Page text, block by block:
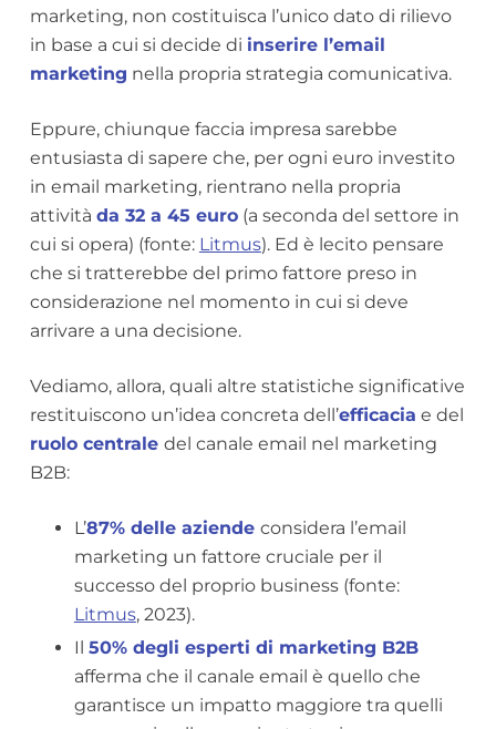
marketing, non costituisca l’unico dato di rilievo
in base a cui si decide di inserire l’email
marketing nella propria strategia comunicativa.
Eppure, chiunque faccia impresa sarebbe
entusiasta di sapere che, per ogni euro investito
in email marketing, rientrano nella propria
attività da 32 a 45 euro(a seconda del settore in
cui si opera) (fonte: Litmus). Ed è lecito pensare
che si tratterebbe del primo fattore preso in
considerazione nel momento in cui si deve
arrivare a una decisione.
Vediamo, allora, quali altre statistiche significative
restituiscono un’idea concreta dell’efficacia e del
ruolo centrale del canale email nel marketing
B2B:
L’87% delle aziende considera l’email
marketing un fattore cruciale per il
successo del proprio business (fonte:
Litmus, 2023).
Il 50% degli esperti di marketing B2B
afferma che il canale email è quello che
garantisce un impatto maggiore tra quelli